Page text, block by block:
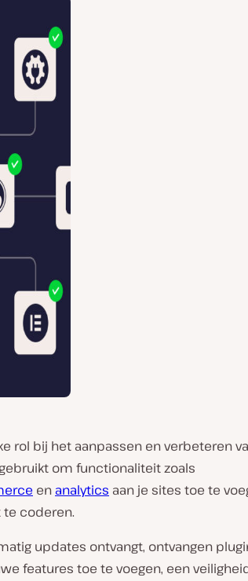
rol bij het aanpassen en verbeteren
om functionaliteit zoals
en analytics aan je sites toe te
coderen.
updates ontvangt, ontvangen
features toe te voegen, een